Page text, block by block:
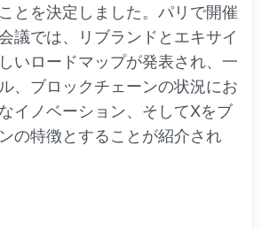
とを決定しました。パリで開催
議では、リブランドとエキサイ
いロードマップが発表され、一
、ブロックチェーンの状況にお
イノベーション、そしてXをブ
の特徴とすることが紹介され